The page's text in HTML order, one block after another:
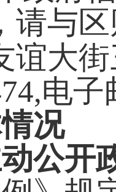
请与 区
谊大
,电子
况
动公开